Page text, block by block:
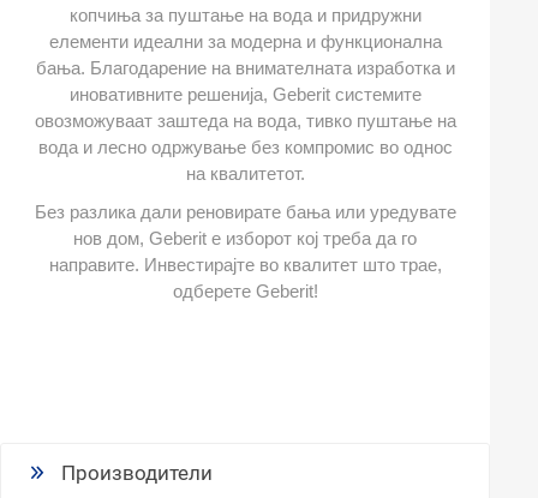
копчиња за пуштање на вода и придружни
елементи идеални за модерна и функционална
бања. Благодарение на внимателната изработка и
иновативните решенија, Geberit системите
овозможуваат заштеда на вода, тивко пуштање на
вода и лесно одржување без компромис во однос
на квалитетот.
Без разлика дали реновирате бања или уредувате
нов дом, Geberit е изборот кој треба да го
направите. Инвестирајте во квалитет што трае,
одберете Geberit!
Производители